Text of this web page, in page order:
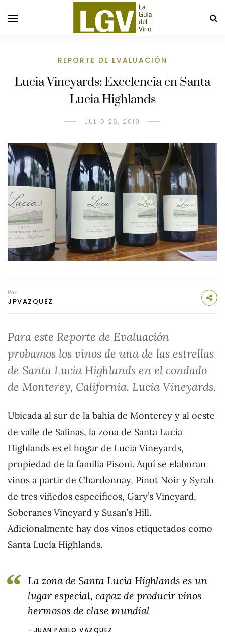
REPORTE DE EVALUACIÓN
Lucia Vineyards: Excelencia en Santa
Lucia Highlands
JULIO 26, 2019
Por
JPVAZQUEZ
Para este Reporte de Evaluación
probamos los vinos de una de las estrellas
de Santa Lucia Highlands en el condado
de Monterey, California. Lucia Vineyards.
Ubicada al sur de la bahía de Monterey y al oeste
de valle de Salinas, la zona de Santa Lucía
Highlands es el hogar de Lucia Vineyards,
propiedad de la familia Pisoni. Aquí se elaboran
vinos a partir de Chardonnay, Pinot Noir y Syrah
de tres viñedos específicos, Gary’s Vineyard,
Soberanes Vineyard y Susan’s Hill.
Adicionalmente hay dos vinos etiquetados como
Santa Lucía Highlands.
La zona de Santa Lucia Highlands es un
lugar especial, capaz de producir vinos
hermosos de clase mundial
JUAN PABLO VAZQUEZ